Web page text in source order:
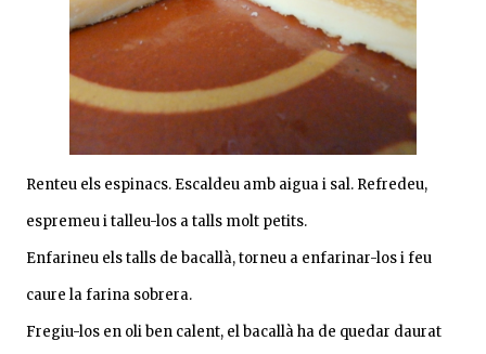
Renteu els espinacs. Escaldeu amb aigua i sal. Refredeu,
espremeu i talleu-los a talls molt petits.
Enfarineu els talls de bacallà, torneu a enfarinar-los i feu
caure la farina sobrera.
Fregiu-los en oli ben calent, el bacallà ha de quedar daurat